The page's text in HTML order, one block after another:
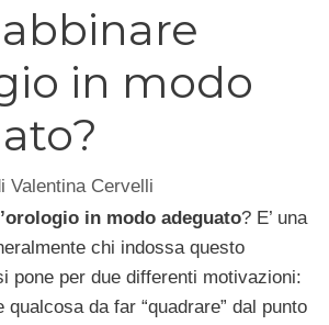
in modo
Valentina Cervelli
in modo adeguato? E’ una
chi indossa questo
pone per due differenti motivazioni:
qualcosa da far “quadrare” dal punto